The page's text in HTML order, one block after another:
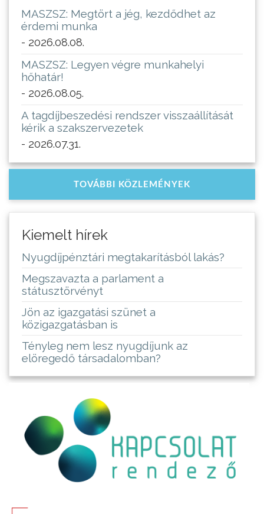
MASZSZ: Megtört a jég, kezdődhet az
érdemi munka
- 2026.08.08.
MASZSZ: Legyen végre munkahelyi
hőhatár!
- 2026.08.05.
A tagdíjbeszedési rendszer visszaállítását
kérik a szakszervezetek
- 2026.07.31.
TOVÁBBI KÖZLEMÉNYEK
Kiemelt hírek
Nyugdíjpénztári megtakarításból lakás?
Megszavazta a parlament a
státusztörvényt
Jön az igazgatási szünet a
közigazgatásban is
Tényleg nem lesz nyugdíjunk az
elöregedő társadalomban?